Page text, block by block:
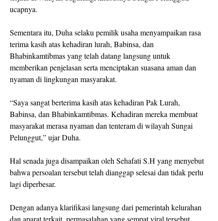
ucapnya.
Sementara itu, Duha selaku pemilik usaha menyampaikan rasa
terima kasih atas kehadiran lurah, Babinsa, dan
Bhabinkamtibmas yang telah datang langsung untuk
memberikan penjelasan serta menciptakan suasana aman dan
nyaman di lingkungan masyarakat.
“Saya sangat berterima kasih atas kehadiran Pak Lurah,
Babinsa, dan Bhabinkamtibmas. Kehadiran mereka membuat
masyarakat merasa nyaman dan tenteram di wilayah Sungai
Pelunggut,” ujar Duha.
Hal senada juga disampaikan oleh Sehafati S.H yang menyebut
bahwa persoalan tersebut telah dianggap selesai dan tidak perlu
lagi diperbesar.
Dengan adanya klarifikasi langsung dari pemerintah kelurahan